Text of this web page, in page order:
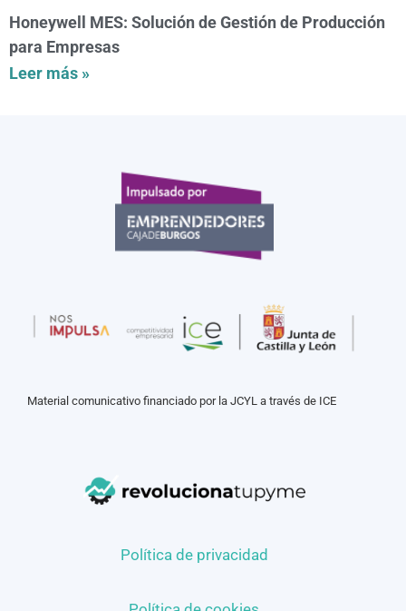
Honeywell MES: Solución de Gestión de Producción
para Empresas
Leer más »
Material comunicativo financiado por la JCYL a través de ICE
Política de privacidad